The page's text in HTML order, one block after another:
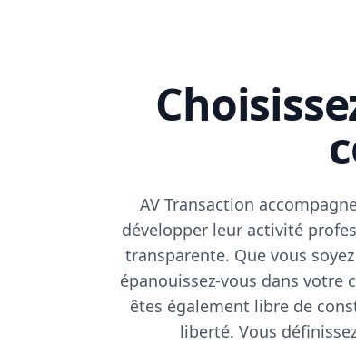
AV Transaction
développer leur activité
transparente. Que vous
épanouissez-vous dans votre
êtes également libre de
liberté. Vous